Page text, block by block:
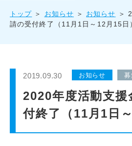
貸会議室
動画紹介
トップ お知らせ お知らせ
請の受付終了（11月1日～12月15日
2019.09.30 お知らせ 募
2020年度活動支援
付終了（11月1日